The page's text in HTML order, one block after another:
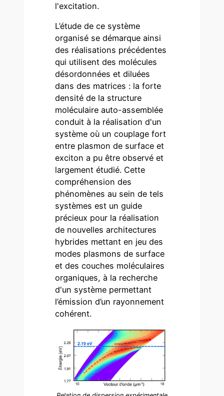
l'excitation.
L’étude de ce système
organisé se démarque ainsi
des réalisations précédentes
qui utilisent des molécules
désordonnées et diluées
dans des matrices : la forte
densité de la structure
moléculaire auto-assemblée
conduit à la réalisation d'un
système où un couplage fort
entre plasmon de surface et
exciton a pu être observé et
largement étudié. Cette
compréhension des
phénomènes au sein de tels
systèmes est un guide
précieux pour la réalisation
de nouvelles architectures
hybrides mettant en jeu des
modes plasmons de surface
et des couches moléculaires
organiques, à la recherche
d'un système permettant
l’émission d’un rayonnement
cohérent.